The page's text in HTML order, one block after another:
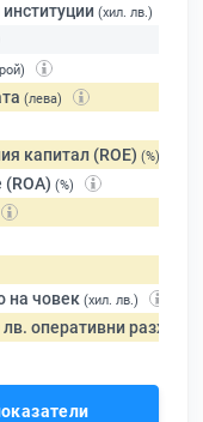
(хил. лв.)
(лева)
капитал (ROE) (%)
(%)
на човек (хил. лв.)
оперативни разходи